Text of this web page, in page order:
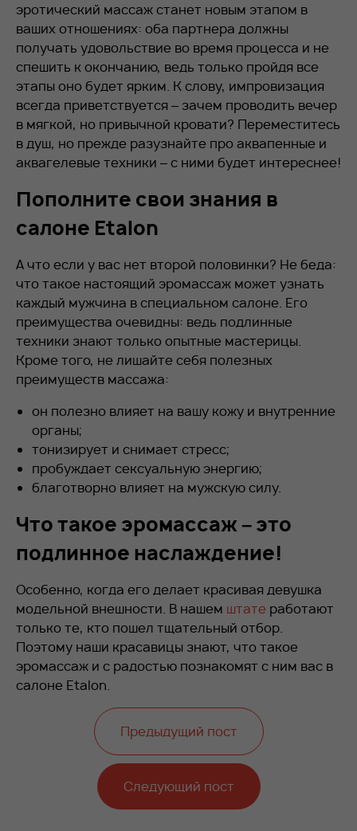
эротический массаж станет новым этапом в
ваших отношениях: оба партнера должны
получать удовольствие во время процесса и не
спешить к окончанию, ведь только пройдя все
этапы оно будет ярким. К слову, импровизация
всегда приветствуется – зачем проводить вечер
в мягкой, но привычной кровати? Переместитесь
в душ, но прежде разузнайте про аквапенные и
аквагелевые техники – с ними будет интереснее!
Пополните свои знания в
салоне Etalon
А что если у вас нет второй половинки? Не беда:
что такое настоящий эромассаж может узнать
каждый мужчина в специальном салоне. Его
преимущества очевидны: ведь подлинные
техники знают только опытные мастерицы.
Кроме того, не лишайте себя полезных
преимуществ массажа:
он полезно влияет на вашу кожу и внутренние
органы;
тонизирует и снимает стресс;
пробуждает сексуальную энергию;
благотворно влияет на мужскую силу.
Что такое эромассаж – это
подлинное наслаждение!
Особенно, когда его делает красивая девушка
модельной внешности. В нашем штате работают
только те, кто пошел тщательный отбор.
Поэтому наши красавицы знают, что такое
эромассаж и с радостью познакомят с ним вас в
салоне Etalon.
Предыдущий пост
Следующий пост